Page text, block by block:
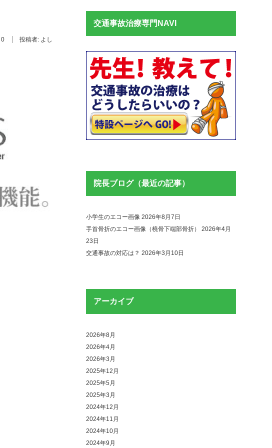
0 投稿者: よし
交通事故治療専門NAVI
院長ブログ（最近の記事）
小学生のエコー画像 2026年8月7日
手首骨折のエコー画像（橈骨下端部骨折）
2026年4月
23日
交通事故の対応は？ 2026年3月10日
アーカイブ
2026年8月
2026年4月
2026年3月
2025年12月
2025年5月
2025年3月
2024年12月
2024年11月
2024年10月
2024年9月